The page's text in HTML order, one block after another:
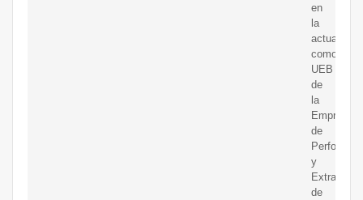
en
la
actualidad
como
UEB
de
la
Empresa
de
y
Extracción
de